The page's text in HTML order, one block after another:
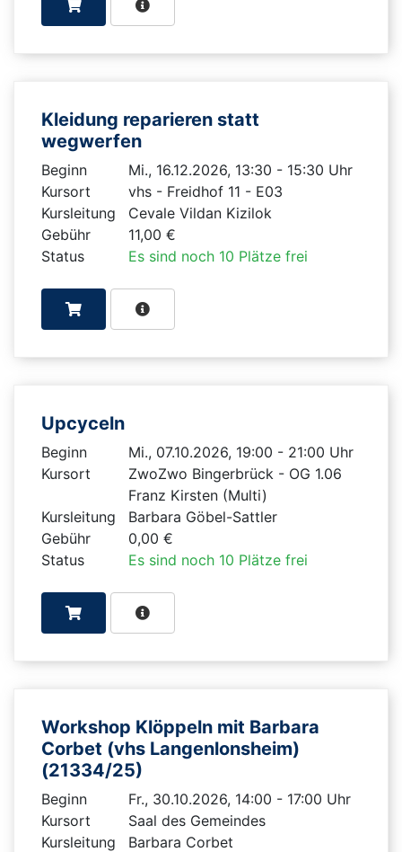
Kleidung reparieren statt
wegwerfen
Beginn
Mi., 16.12.2026, 13:30 - 15:30 Uhr
Kursort
vhs - Freidhof 11 - E03
Kursleitung
Cevale Vildan Kizilok
Gebühr
11,00 €
Status
Es sind noch 10 Plätze frei
Upcyceln
Beginn
Mi., 07.10.2026, 19:00 - 21:00 Uhr
Kursort
ZwoZwo Bingerbrück - OG 1.06
Franz Kirsten (Multi)
Kursleitung
Barbara Göbel-Sattler
Gebühr
0,00 €
Status
Es sind noch 10 Plätze frei
Workshop Klöppeln mit Barbara
Corbet (vhs Langenlonsheim)
(21334/25)
Beginn
Fr., 30.10.2026, 14:00 - 17:00 Uhr
Kursort
Saal des Gemeindes
Kursleitung
Barbara Corbet